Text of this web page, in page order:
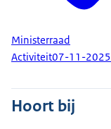
Ministerraad
Activiteit07-11-2025
Hoort bij